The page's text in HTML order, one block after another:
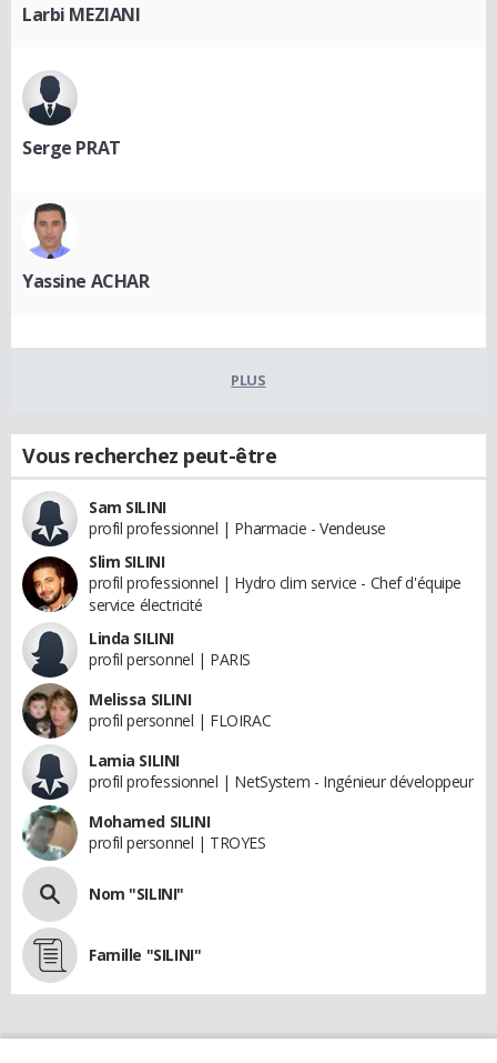
Larbi MEZIANI
Serge PRAT
Yassine ACHAR
PLUS
Vous recherchez peut-être
Sam SILINI
profil professionnel | Pharmacie - Vendeuse
Slim SILINI
profil professionnel | Hydro clim service - Chef d'équipe
service électricité
Linda SILINI
profil personnel | PARIS
Melissa SILINI
profil personnel | FLOIRAC
Lamia SILINI
profil professionnel | NetSystem - Ingénieur développeur
Mohamed SILINI
profil personnel | TROYES
Nom "SILINI"
Famille "SILINI"